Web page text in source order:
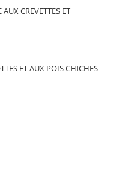
CREVETTES ET
ET AUX POIS CHICHES